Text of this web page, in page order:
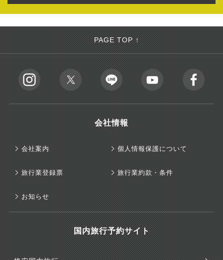
PAGE TOP ↑
会社情報
会社案内 個人情報保護について
旅行業登録票 旅行業約款・条件
お知らせ
国内旅行予約サイト